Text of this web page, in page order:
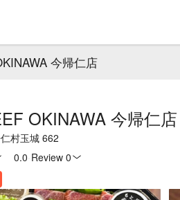
今帰仁店
OKINAWA 今帰仁店
村玉城 662
0.0 Review 0